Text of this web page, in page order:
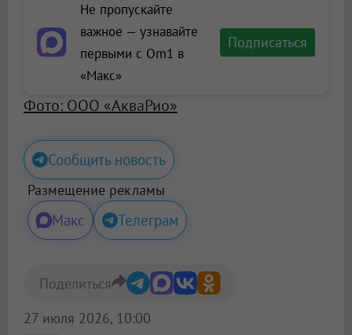
Не пропускайте
важное — узнавайте
первыми с Om1 в
«Макс»
Подписаться
Фото: ООО «АкваРио»
Сообщить новость
Размещение рекламы
Макс Телеграм
27 июля 2026, 10:00
Поделиться